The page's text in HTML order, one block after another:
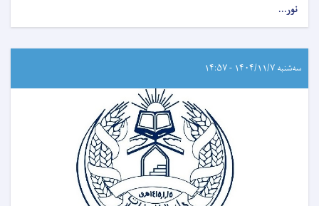
نور...
سه‌شنبه ۱۴۰۴/۱۱/۷ - ۱۴:۵۷